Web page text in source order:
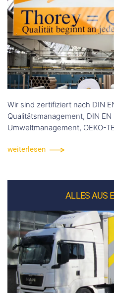
Wir sind zertifiziert nach DIN
Qualitätsmanagement, DIN EN
Umweltmanagement, OEKO-
weiterlesen
ALLES AUS